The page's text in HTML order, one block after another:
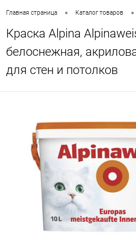
Главная страница • Каталог товаров •
Краска Alpina
белоснежная,
для стен и потолков